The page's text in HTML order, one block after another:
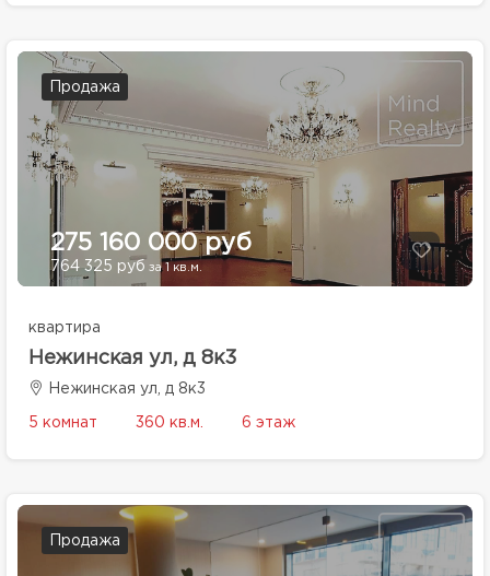
Продажа
275 160 000 руб
764 325 руб за 1 кв.м.
квартира
Нежинская ул, д 8к3
Нежинская ул, д 8к3
5 комнат 360 кв.м. 6 этаж
Продажа